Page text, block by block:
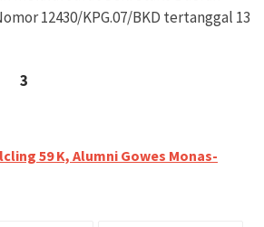
12430/KPG.07/BKD tertanggal 13
3
59 K, Alumni Gowes Monas-